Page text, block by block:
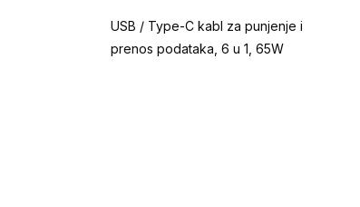
USB / Type-C kabl za punjenje i
prenos podataka, 6 u 1, 65W